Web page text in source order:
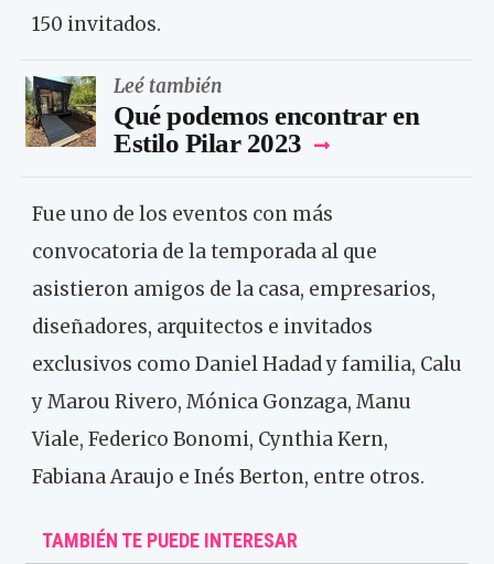
150 invitados.
Leé también
Qué podemos encontrar en
Estilo Pilar 2023
Fue uno de los eventos con más
convocatoria de la temporada al que
asistieron amigos de la casa, empresarios,
diseñadores, arquitectos e invitados
exclusivos como Daniel Hadad y familia, Calu
y Marou Rivero, Mónica Gonzaga, Manu
Viale, Federico Bonomi, Cynthia Kern,
Fabiana Araujo e Inés Berton, entre otros.
TAMBIÉN TE PUEDE INTERESAR